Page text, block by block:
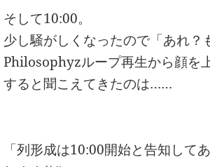
そして10:00。
少し騒がしくなったので「あれ
Philosophyzループ再生から顔を上
すると聞こえてきたのは……
「列形成は10:00開始と告知して